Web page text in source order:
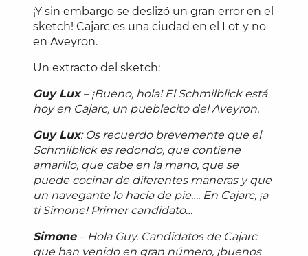
¡Y sin embargo se deslizó un gran error en el
sketch! Cajarc es una ciudad en el Lot y no
en Aveyron.
Un extracto del sketch:
Guy Lux– ¡Bueno, hola! El Schmilblick está
hoy en Cajarc, un pueblecito del Aveyron.
Guy Lux: Os recuerdo brevemente que el
Schmilblick es redondo, que contiene
amarillo, que cabe en la mano, que se
puede cocinar de diferentes maneras y que
un navegante lo hacía de pie…. En Cajarc, ¡a
ti Simone! Primer candidato…
Simone– Hola Guy. Candidatos de Cajarc
que han venido en gran número, ¡buenos